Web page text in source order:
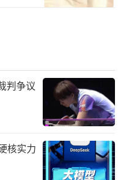
组进程背景下，交
提升。针对上市公
交易所往往要求公
消化情况、盈利条
要原因及合理性、
判争议
核实力